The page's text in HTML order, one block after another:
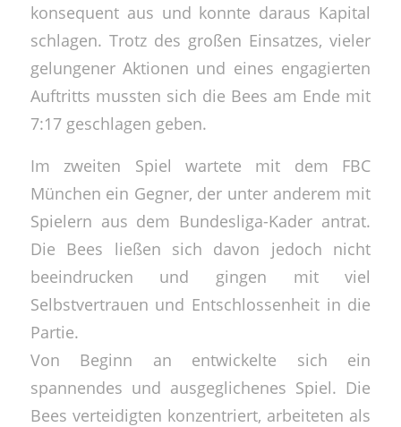
konsequent aus und konnte daraus Kapital
schlagen. Trotz des großen Einsatzes, vieler
gelungener Aktionen und eines engagierten
Auftritts mussten sich die Bees am Ende mit
7:17 geschlagen geben.
Im zweiten Spiel wartete mit dem FBC
München ein Gegner, der unter anderem mit
Spielern aus dem Bundesliga-Kader antrat.
Die Bees ließen sich davon jedoch nicht
beeindrucken und gingen mit viel
Selbstvertrauen und Entschlossenheit in die
Partie.
Von Beginn an entwickelte sich ein
spannendes und ausgeglichenes Spiel. Die
Bees verteidigten konzentriert, arbeiteten als